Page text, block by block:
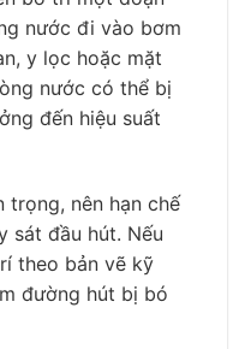
nước đi vào bơm
y lọc hoặc mặt
nước có thể bị
đến hiệu suất
trọng, nên hạn chế
sát đầu hút. Nếu
theo bản vẽ kỹ
đường hút bị bó